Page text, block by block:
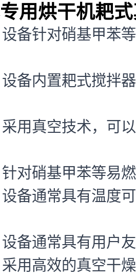
用烘干机耙
设备针对硝基甲苯
设备内置耙式搅拌
采用真空技术，可
针对硝基甲苯等易
设备通常具有温度
设备通常具有用户
采用高效的真空干